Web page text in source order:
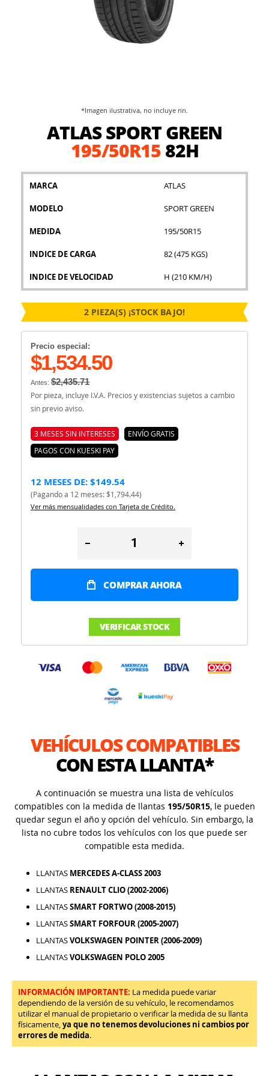
ATLAS SPORT GREEN
195/50R1582H
MARCA ATLAS
MODELO SPORT GREEN
MEDIDA 195/50R15
INDICE DE CARGA 82 (475 KGS)
INDICE DE VELOCIDAD H (210 KM/H)
2 PIEZA(S) ¡STOCK BAJO!
Precio especial:
$1,534.50
Antes: $2,435.71
Por pieza, incluye I.V.A. Precios y existencias sujetos a cambio
sin previo aviso.
3 MESES SIN INTERESES
ENVÍO GRATIS
PAGOS CON KUESKI PAY
12 MESES DE: $149.54
(Pagando a 12 meses: $1,794.44)
Ver más mensualidades con Tarjeta de Crédito.
COMPRAR AHORA
VERIFICAR STOCK
*Imagen ilustrativa, no incluye rin.
galería
imágenes
VEHÍCULOS COMPATIBLES
CON ESTA LLANTA*
A continuación se muestra una lista de vehículos
compatibles con la medida de llantas 195/50R15, le pueden
quedar segun el año y opción del vehículo. Sin embargo, la
lista no cubre todos los vehículos con los que puede ser
compatible esta medida.
LLANTAS MERCEDES A-CLASS 2003
LLANTAS RENAULT CLIO (2002-2006)
LLANTASSMART FORTWO (2008-2015)
LLANTASSMART FORFOUR (2005-2007)
LLANTASVOLKSWAGEN POINTER (2006-2009)
LLANTASVOLKSWAGEN POLO 2005
INFORMACIÓN IMPORTANTE: La medida puede variar
dependiendo de la versión de su vehículo, le recomendamos
utilizar el manual de propietario o verificar la medida de su llanta
físicamente,ya que no tenemos devoluciones ni cambios por
errores de medida.